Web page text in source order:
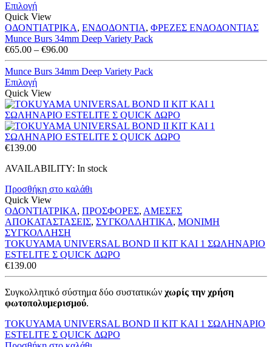
Επιλογή
Quick View
ΟΔΟΝΤΙΑΤΡΙΚΑ, ΕΝΔΟΔΟΝΤΙΑ, ΦΡΕΖΕΣ ΕΝΔΟΔΟΝΤΙΑΣ
Munce Burs 34mm Deep Variety Pack
€65.00 – €96.00Price
range:
€65.00
Munce Burs 34mm Deep Variety Pack
Επιλογή
Quick View
€139.00
AVAILABILITY: In stock
Προσθήκη στο καλάθι
Quick View
ΟΔΟΝΤΙΑΤΡΙΚΑ, ΠΡΟΣΦΟΡΕΣ, ΑΜΕΣΕΣ
ΑΠΟΚΑΤΑΣΤΑΣΕΙΣ, ΣΥΓΚΟΛΛΗΤΙΚΑ, ΜΟΝΙΜΗ
ΣΥΓΚΟΛΛΗΣΗ
TOKUYAMA UNIVERSAL BOND II KIT ΚΑΙ 1 ΣΩΛΗΝΑΡΙΟ
ESTELITE Σ QUICK ΔΩΡΟ
€139.00
Συγκολλητικό σύστημα δύο συστατικών χωρίς την χρήση
φωτοπολυμερισμού.
TOKUYAMA UNIVERSAL BOND II KIT ΚΑΙ 1 ΣΩΛΗΝΑΡΙΟ
ESTELITE Σ QUICK ΔΩΡΟ